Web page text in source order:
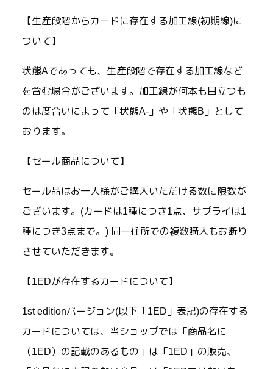
【生産段階からカードに存在する加工線(初期線)に
ついて】
状態Aであっても、生産段階で存在する加工線など
を含む場合がございます。加工線が何本も目立つも
のは度合いによって「状態A-」や「状態B」として
おります。
【セール商品について】
セール品はお一人様がご購入いただける数に限数が
ございます。(カードは1種につき1点、サプライは1
種につき3点まで。) 同一住所での複数購入もお断り
させていただきます。
【1EDが存在するカードについて】
1st editionバージョン(以下「1ED」表記)の存在する
カードについては、当ショップでは「商品名に
（1ED）の記載のあるもの」は「1ED」の販売、